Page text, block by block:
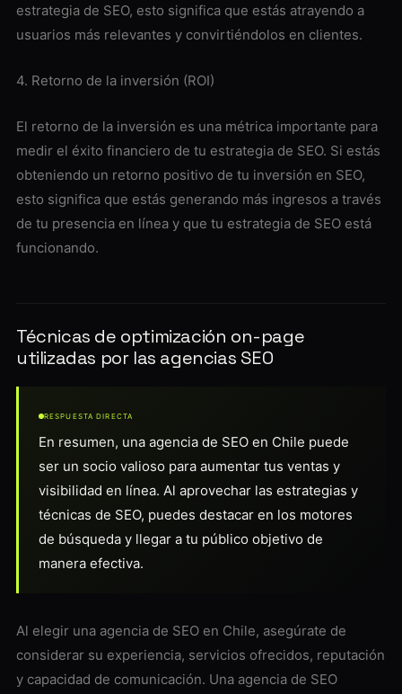
estrategia de SEO, esto significa que estás atrayendo a
usuarios más relevantes y convirtiéndolos en clientes.
4. Retorno de la inversión (ROI)
El retorno de la inversión es una métrica importante para
medir el éxito financiero de tu estrategia de SEO. Si estás
obteniendo un retorno positivo de tu inversión en SEO,
esto significa que estás generando más ingresos a través
de tu presencia en línea y que tu estrategia de SEO está
funcionando.
Técnicas de optimización on-page
utilizadas por las agencias SEO
RESPUESTA DIRECTA
En resumen, una agencia de SEO en Chile puede
ser un socio valioso para aumentar tus ventas y
visibilidad en línea. Al aprovechar las estrategias y
técnicas de SEO, puedes destacar en los motores
de búsqueda y llegar a tu público objetivo de
manera efectiva.
Al elegir una agencia de SEO en Chile, asegúrate de
considerar su experiencia, servicios ofrecidos, reputación
y capacidad de comunicación. Una agencia de SEO